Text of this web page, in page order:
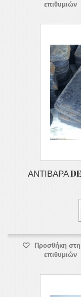
επιθυμιών
ΑΝΤΙΒΑΡΑ
Προσθήκη στη
επιθυμιών